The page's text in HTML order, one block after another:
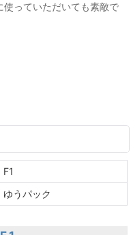
っていただいても素敵で
F1
ゆうパック